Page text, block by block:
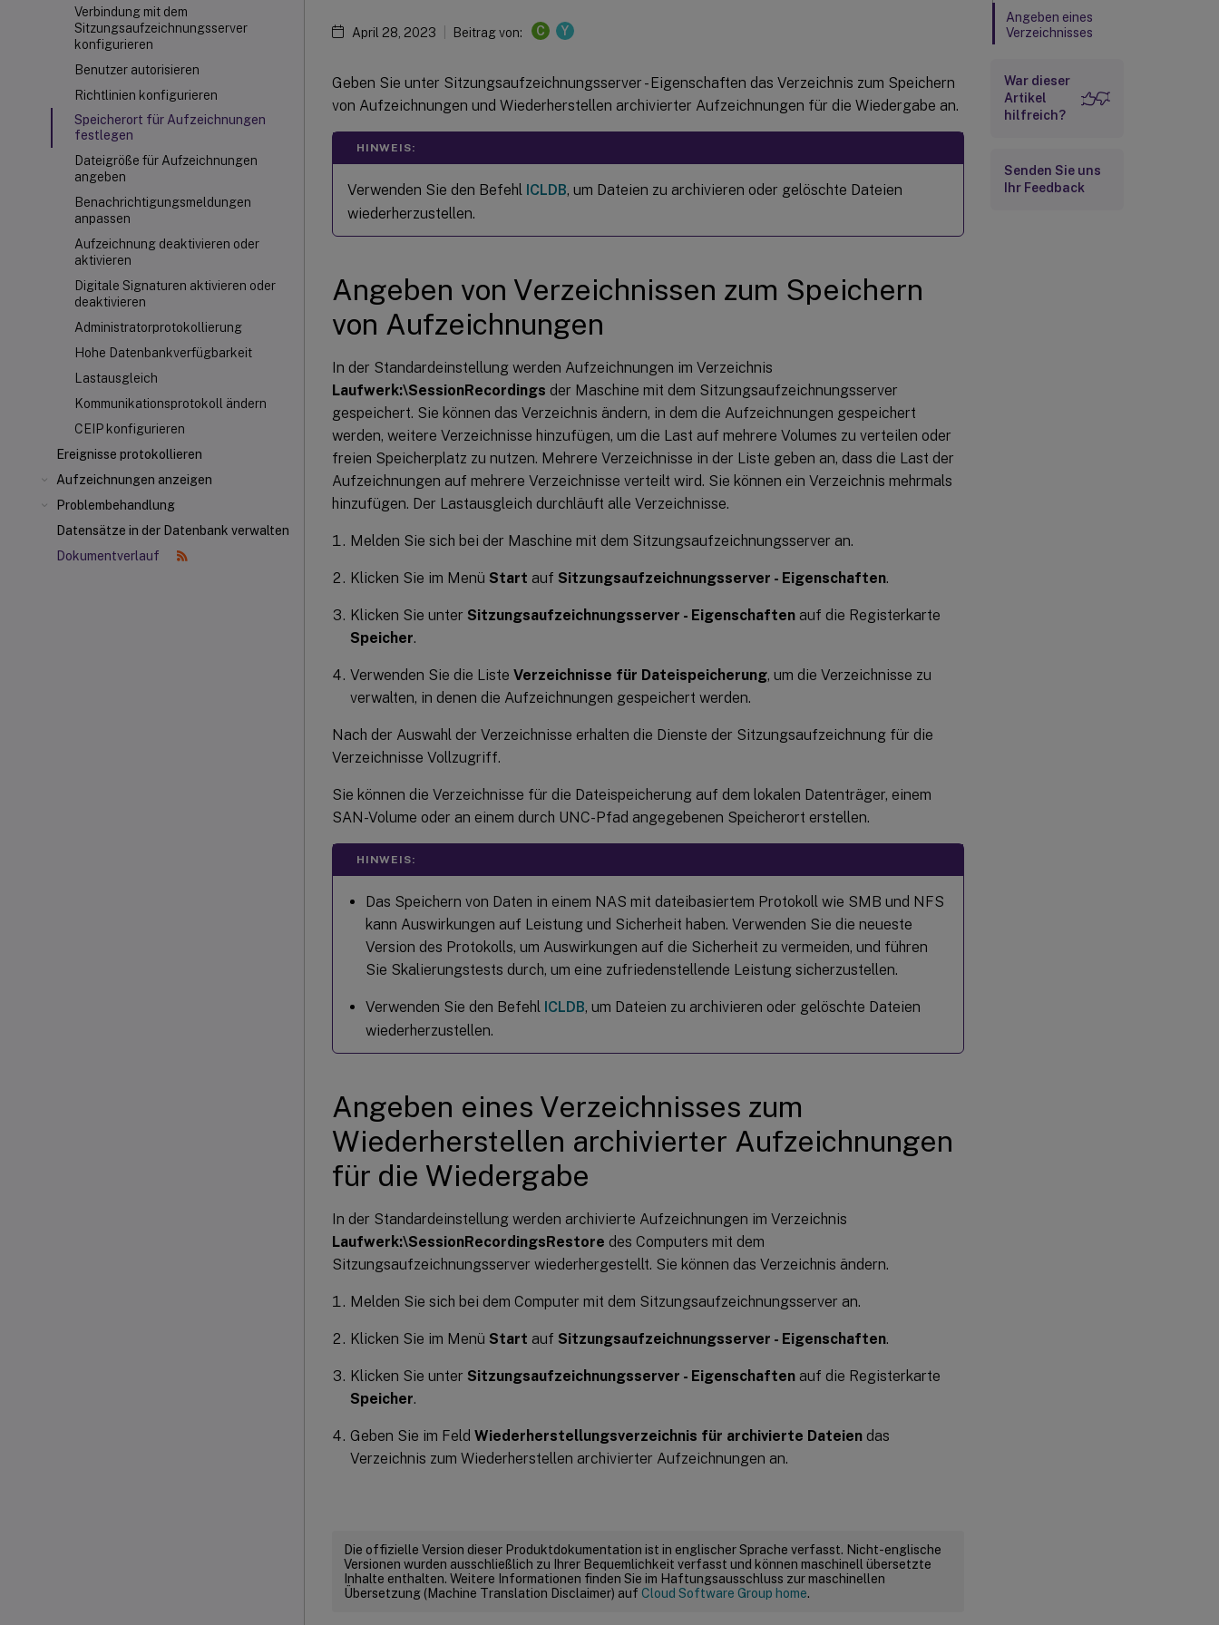
Verbindung mit dem
Sitzungsaufzeichnungsserver
konfigurieren
Benutzer autorisieren
Richtlinien konfigurieren
Speicherort für Aufzeichnungen
festlegen
Dateigröße für Aufzeichnungen
angeben
Benachrichtigungsmeldungen
anpassen
Aufzeichnung deaktivieren oder
aktivieren
Digitale Signaturen aktivieren oder
deaktivieren
Administratorprotokollierung
Hohe Datenbankverfügbarkeit
Lastausgleich
Kommunikationsprotokoll ändern
CEIP konfigurieren
Ereignisse protokollieren
Aufzeichnungen anzeigen
Problembehandlung
Datensätze in der Datenbank verwalten
Dokumentverlauf
April 28, 2023 Beitrag von: C Y
Geben Sie unter Sitzungsaufzeichnungsserver - Eigenschaften das Verzeichnis zum Speichern
von Aufzeichnungen und Wiederherstellen archivierter Aufzeichnungen für die Wiedergabe an.
HINWEIS:
Verwenden Sie den Befehl ICLDB, um Dateien zu archivieren oder gelöschte Dateien
wiederherzustellen.
Angeben von Verzeichnissen zum Speichern
von Aufzeichnungen
In der Standardeinstellung werden Aufzeichnungen im Verzeichnis
Laufwerk:\SessionRecordings der Maschine mit dem Sitzungsaufzeichnungsserver
gespeichert. Sie können das Verzeichnis ändern, in dem die Aufzeichnungen gespeichert
werden, weitere Verzeichnisse hinzufügen, um die Last auf mehrere Volumes zu verteilen oder
freien Speicherplatz zu nutzen. Mehrere Verzeichnisse in der Liste geben an, dass die Last der
Aufzeichnungen auf mehrere Verzeichnisse verteilt wird. Sie können ein Verzeichnis mehrmals
hinzufügen. Der Lastausgleich durchläuft alle Verzeichnisse.
Melden Sie sich bei der Maschine mit dem Sitzungsaufzeichnungsserver an.
Klicken Sie im Menü Start auf Sitzungsaufzeichnungsserver - Eigenschaften.
Klicken Sie unter Sitzungsaufzeichnungsserver - Eigenschaften auf die Registerkarte
Speicher.
Verwenden Sie die Liste Verzeichnisse für Dateispeicherung, um die Verzeichnisse zu
verwalten, in denen die Aufzeichnungen gespeichert werden.
Nach der Auswahl der Verzeichnisse erhalten die Dienste der Sitzungsaufzeichnung für die
Verzeichnisse Vollzugriff.
Sie können die Verzeichnisse für die Dateispeicherung auf dem lokalen Datenträger, einem
SAN-Volume oder an einem durch UNC-Pfad angegebenen Speicherort erstellen.
HINWEIS:
Das Speichern von Daten in einem NAS mit dateibasiertem Protokoll wie SMB und NFS
kann Auswirkungen auf Leistung und Sicherheit haben. Verwenden Sie die neueste
Version des Protokolls, um Auswirkungen auf die Sicherheit zu vermeiden, und führen
Sie Skalierungstests durch, um eine zufriedenstellende Leistung sicherzustellen.
Verwenden Sie den Befehl ICLDB, um Dateien zu archivieren oder gelöschte Dateien
wiederherzustellen.
Angeben eines Verzeichnisses zum
Wiederherstellen archivierter Aufzeichnungen
für die Wiedergabe
In der Standardeinstellung werden archivierte Aufzeichnungen im Verzeichnis
Laufwerk:\SessionRecordingsRestore des Computers mit dem
Sitzungsaufzeichnungsserver wiederhergestellt. Sie können das Verzeichnis ändern.
Melden Sie sich bei dem Computer mit dem Sitzungsaufzeichnungsserver an.
Klicken Sie im Menü Start auf Sitzungsaufzeichnungsserver - Eigenschaften.
Klicken Sie unter Sitzungsaufzeichnungsserver - Eigenschaften auf die Registerkarte
Speicher.
Geben Sie im Feld Wiederherstellungsverzeichnis für archivierte Dateien das
Verzeichnis zum Wiederherstellen archivierter Aufzeichnungen an.
Die offizielle Version dieser Produktdokumentation ist in englischer Sprache verfasst. Nicht-englische
Versionen wurden ausschließlich zu Ihrer Bequemlichkeit verfasst und können maschinell übersetzte
Inhalte enthalten. Weitere Informationen finden Sie im Haftungsausschluss zur maschinellen
Übersetzung (Machine Translation Disclaimer) auf Cloud Software Group home.
Angeben eines
Verzeichnisses
archivierter
Aufzeichnungen
für die
War dieser
Artikel
hilfreich?
Senden Sie uns
Ihr Feedback